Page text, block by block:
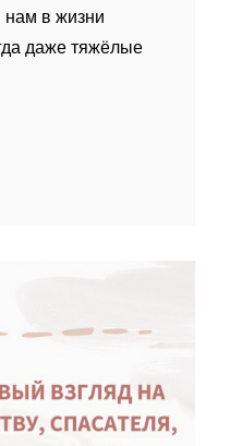
нам в жизни
даже тяжёлые